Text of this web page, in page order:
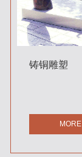
铸铜雕塑
MORE